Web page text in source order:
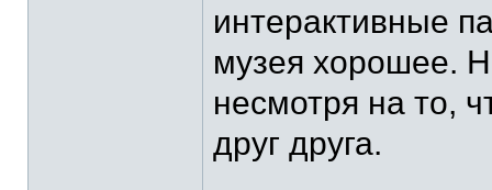
интерактивные
музея хорошее.
несмотря на то,
друг друга.